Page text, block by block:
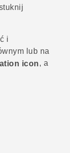
i
lub na
, a